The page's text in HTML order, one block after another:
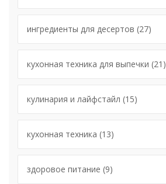
ингредиенты для десертов (27)
кухонная техника для выпечки (21)
кулинария и лайфстайл (15)
кухонная техника (13)
здоровое питание (9)